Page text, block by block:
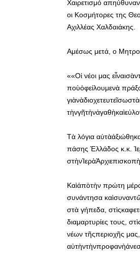
Χαιρετισμό
οι Κοσμήτορες της
Αχιλλέας Χαλδαιάκης.
Αμέσως μετά, ο
««Οἱ νέοι μας
ποὺὀφείλουμενὰ
Τὰ λόγια
πάσης Ἑλλάδος κ.κ.
Καὶἀπὸτὴν πρώτη
συνάντησα
στὰ γήπεδα,
διαμαρτυρίες τους,
νέων τῆςπεριοχῆς